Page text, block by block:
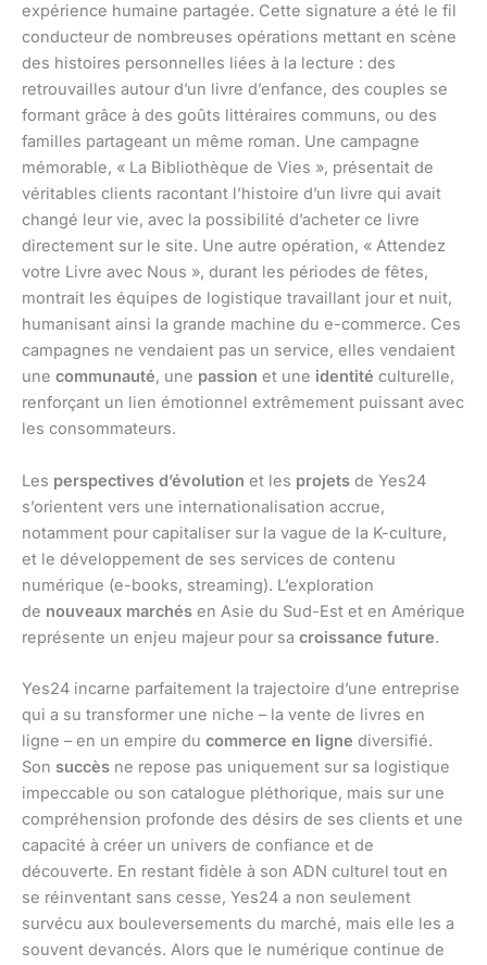
expérience humaine partagée. Cette signature a été le fil
conducteur de nombreuses opérations mettant en scène
des histoires personnelles liées à la lecture : des
retrouvailles autour d’un livre d’enfance, des couples se
formant grâce à des goûts littéraires communs, ou des
familles partageant un même roman. Une campagne
mémorable, « La Bibliothèque de Vies », présentait de
véritables clients racontant l’histoire d’un livre qui avait
changé leur vie, avec la possibilité d’acheter ce livre
directement sur le site. Une autre opération, « Attendez
votre Livre avec Nous », durant les périodes de fêtes,
montrait les équipes de logistique travaillant jour et nuit,
humanisant ainsi la grande machine du e-commerce. Ces
campagnes ne vendaient pas un service, elles vendaient
une communauté, une passion et une identité culturelle,
renforçant un lien émotionnel extrêmement puissant avec
les consommateurs.
Les perspectives d’évolution et les projets de Yes24
s’orientent vers une internationalisation accrue,
notamment pour capitaliser sur la vague de la K-culture,
et le développement de ses services de contenu
numérique (e-books, streaming). L’exploration
de nouveaux marchés en Asie du Sud-Est et en Amérique
représente un enjeu majeur pour sa croissance future.
Yes24 incarne parfaitement la trajectoire d’une entreprise
qui a su transformer une niche – la vente de livres en
ligne – en un empire du commerce en ligne diversifié.
Son succès ne repose pas uniquement sur sa logistique
impeccable ou son catalogue pléthorique, mais sur une
compréhension profonde des désirs de ses clients et une
capacité à créer un univers de confiance et de
découverte. En restant fidèle à son ADN culturel tout en
se réinventant sans cesse, Yes24 a non seulement
survécu aux bouleversements du marché, mais elle les a
souvent devancés. Alors que le numérique continue de